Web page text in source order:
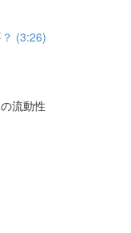
(3:26)
流動性